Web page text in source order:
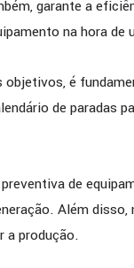
garante a
na hora de
é
de paradas
de
Além disso,
a produção.
a PETRONAS
de